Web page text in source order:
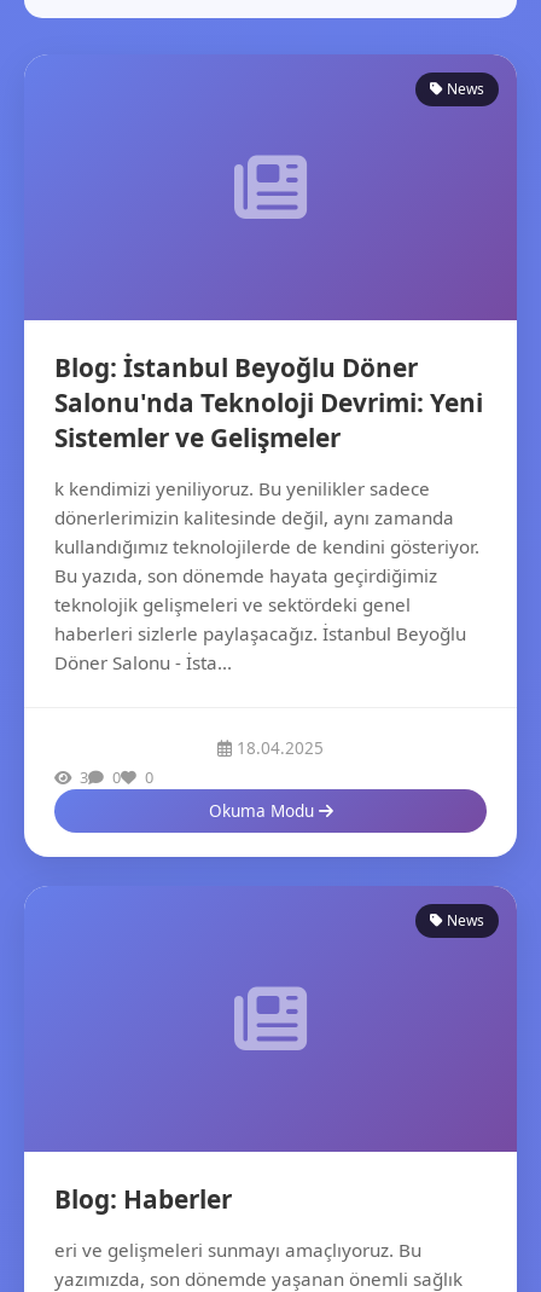
News
Blog: İstanbul Beyoğlu Döner
Salonu'nda Teknoloji Devrimi: Yeni
Sistemler ve Gelişmeler
k kendimizi yeniliyoruz. Bu yenilikler sadece
dönerlerimizin kalitesinde değil, aynı zamanda
kullandığımız teknolojilerde de kendini gösteriyor.
Bu yazıda, son dönemde hayata geçirdiğimiz
teknolojik gelişmeleri ve sektördeki genel
haberleri sizlerle paylaşacağız. İstanbul Beyoğlu
Döner Salonu - İsta...
18.04.2025
3 0 0
Okuma Modu
News
Blog: Haberler
eri ve gelişmeleri sunmayı amaçlıyoruz. Bu
yazımızda, son dönemde yaşanan önemli sağlık